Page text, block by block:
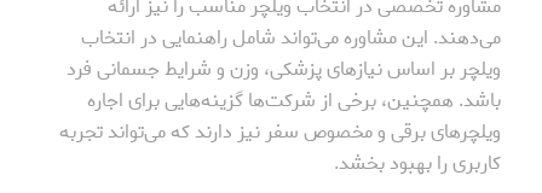
مشاوره تخصصی در انتخاب ویلچر مناسب را نیز ارائه
می‌دهند. این مشاوره می‌تواند شامل راهنمایی در انتخاب
ویلچر بر اساس نیازهای پزشکی، وزن و شرایط جسمانی فرد
باشد. همچنین، برخی از شرکت‌ها گزینه‌هایی برای اجاره
ویلچرهای برقی و مخصوص سفر نیز دارند که می‌تواند تجربه
کاربری را بهبود بخشد.